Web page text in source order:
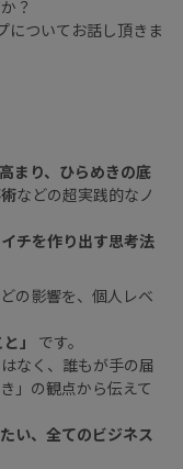
？
についてお話し頂きま
まり、ひらめきの底
などの超実践的なノ
チを作り出す思考法
の影響を、個人レベ
」
です。
なく、誰もが手の届
」の観点から伝えて
い、全てのビジネス